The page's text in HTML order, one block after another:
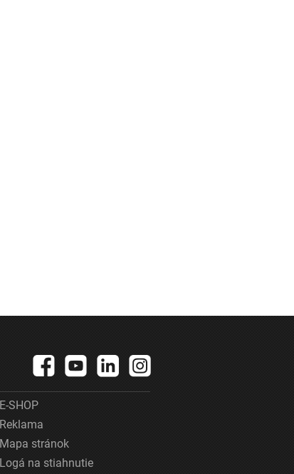
E-SHOP
Reklama
Mapa stránok
Logá na stiahnutie